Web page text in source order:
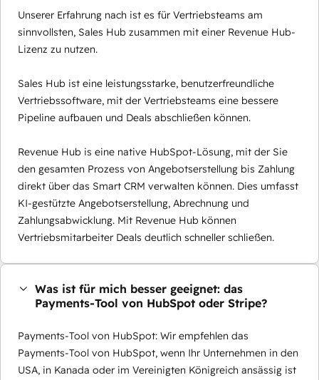
Unserer Erfahrung nach ist es für Vertriebsteams am
sinnvollsten, Sales Hub zusammen mit einer Revenue Hub-
Lizenz zu nutzen.
Sales Hub ist eine leistungsstarke, benutzerfreundliche
Vertriebssoftware, mit der Vertriebsteams eine bessere
Pipeline aufbauen und Deals abschließen können.
Revenue Hub is eine native HubSpot-Lösung, mit der Sie
den gesamten Prozess von Angebotserstellung bis Zahlung
direkt über das Smart CRM verwalten können. Dies umfasst
KI-gestützte Angebotserstellung, Abrechnung und
Zahlungsabwicklung. Mit Revenue Hub können
Vertriebsmitarbeiter Deals deutlich schneller schließen.
Was ist für mich besser geeignet: das
Payments-Tool von HubSpot oder Stripe?
Payments-Tool von HubSpot: Wir empfehlen das
Payments-Tool von HubSpot, wenn Ihr Unternehmen in den
USA, in Kanada oder im Vereinigten Königreich ansässig ist